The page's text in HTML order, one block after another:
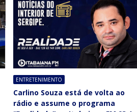
ENTRETENIMENTO
Carlino Souza está de volta ao
rádio e assume o programa